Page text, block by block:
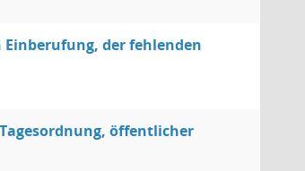
der fehlenden
öffentlicher